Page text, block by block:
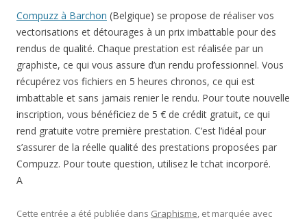
Compuzz à Barchon (Belgique) se propose de réaliser vos
vectorisations et détourages à un prix imbattable pour des
rendus de qualité. Chaque prestation est réalisée par un
graphiste, ce qui vous assure d’un rendu professionnel. Vous
récupérez vos fichiers en 5 heures chronos, ce qui est
imbattable et sans jamais renier le rendu. Pour toute nouvelle
inscription, vous bénéficiez de 5 € de crédit gratuit, ce qui
rend gratuite votre première prestation. C’est l’idéal pour
s’assurer de la réelle qualité des prestations proposées par
Compuzz. Pour toute question, utilisez le tchat incorporé.
A
Cette entrée a été publiée dans Graphisme, et marquée avec